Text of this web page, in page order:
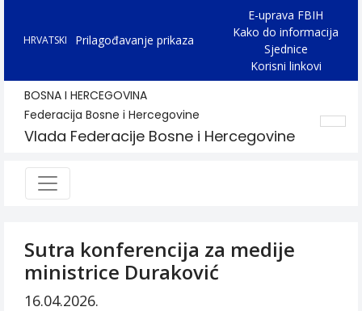
HRVATSKI Prilagođavanje prikaza
E-uprava FBIH
Kako do informacija
Sjednice
Korisni linkovi
BOSNA I HERCEGOVINA
Federacija Bosne i Hercegovine
Vlada Federacije Bosne i Hercegovine
Sutra konferencija za medije
ministrice Duraković
16.04.2026.